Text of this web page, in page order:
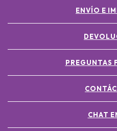
ENVÍO E
PREGUNTAS
CHAT